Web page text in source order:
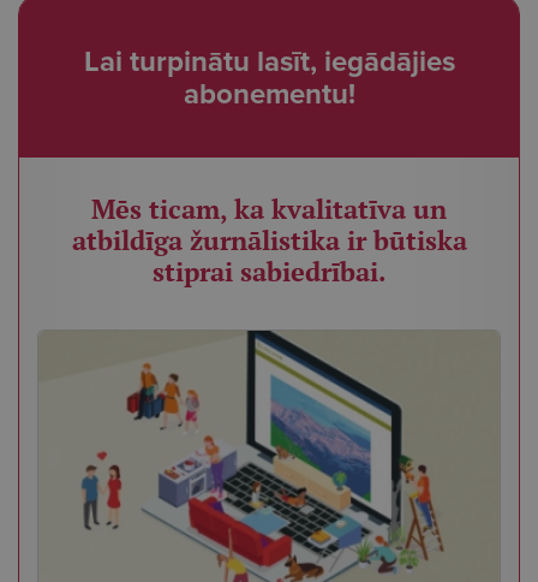
Lai turpinātu lasīt, iegādājies
abonementu!
Mēs ticam, ka kvalitatīva un
atbildīga žurnālistika ir būtiska
stiprai sabiedrībai.